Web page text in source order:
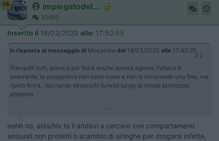
16 impiegatodel...
30950
Inserito il 18/03/2020 alle: 17:50:55
In risposta al messaggio di Mocambo del 18/03/2020 alle 17:40:25
Tranquilli tutti, prima o poi finirà anche questa agonia, l'attesa è
snervante, le prospettive non sono rosee e non si intravvede una fine, ma
ripeto finirà, lasciando strascichi funesti lungo la strada purtroppo,
abbiamo
...
eehh no, aids/hiv te li andavi a cercare con comportamenti
sessuali non protetti o scambio di siringhe per drogarsi infette,